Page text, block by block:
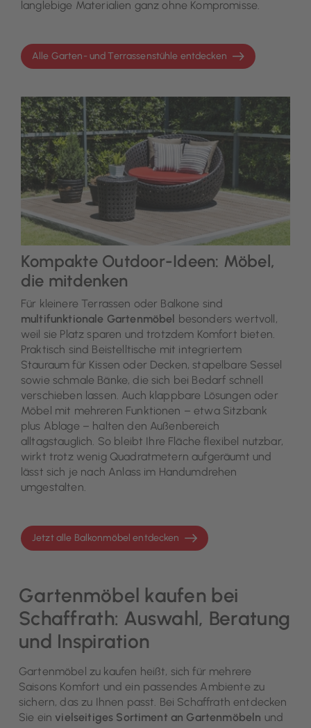
langlebige Materialien ganz ohne Kompromisse.
Alle Garten- und Terrassenstühle entdecken
Kompakte Outdoor-Ideen: Möbel,
die mitdenken
Für kleinere Terrassen oder Balkone sind
multifunktionale Gartenmöbel besonders wertvoll,
weil sie Platz sparen und trotzdem Komfort bieten.
Praktisch sind Beistelltische mit integriertem
Stauraum für Kissen oder Decken, stapelbare Sessel
sowie schmale Bänke, die sich bei Bedarf schnell
verschieben lassen. Auch klappbare Lösungen oder
Möbel mit mehreren Funktionen – etwa Sitzbank
plus Ablage – halten den Außenbereich
alltagstauglich. So bleibt Ihre Fläche flexibel nutzbar,
wirkt trotz wenig Quadratmetern aufgeräumt und
lässt sich je nach Anlass im Handumdrehen
umgestalten.
Jetzt alle Balkonmöbel entdecken
Gartenmöbel kaufen bei
Schaffrath: Auswahl, Beratung
und Inspiration
Gartenmöbel zu kaufen heißt, sich für mehrere
Saisons Komfort und ein passendes Ambiente zu
sichern, das zu Ihnen passt. Bei Schaffrath entdecken
Sie ein vielseitiges Sortiment an Gartenmöbeln und